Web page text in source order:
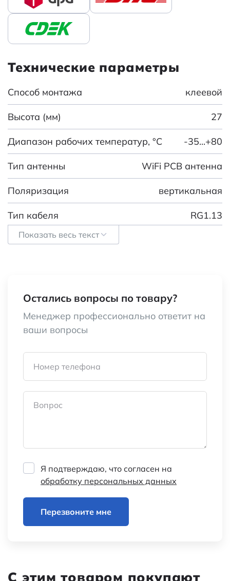
Технические параметры
Способ монтажа клеевой
Высота (мм) 27
Диапазон рабочих температур, °C -35...+80
Тип антенны WiFi PCB антенна
Поляризация вертикальная
Тип кабеля RG1.13
Ширина (мм)
Усиление (дБи)
КСВН, не более
Диапазон частот, МГц
Вес брутто
размер/кол-во
Категория: Антенны WiFi
Наименование
Показать весь текст
Остались вопросы по товару?
Менеджер профессионально ответит на
ваши вопросы
Номер телефона
Вопрос
Я подтверждаю, что согласен на
обработку персональных данных
Перезвоните мне
С этим товаром покупают